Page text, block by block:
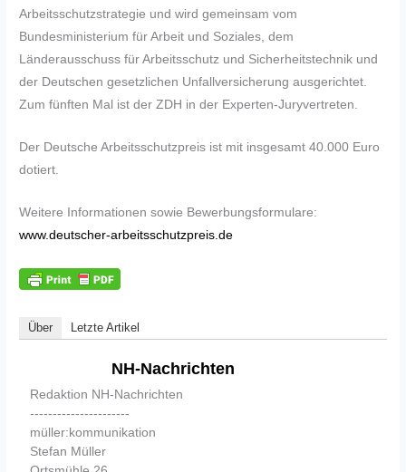
Arbeitsschutzstrategie und wird gemeinsam vom
Bundesministerium für Arbeit und Soziales, dem
Länderausschuss für Arbeitsschutz und Sicherheitstechnik und
der Deutschen gesetzlichen Unfallversicherung ausgerichtet.
Zum fünften Mal ist der ZDH in der Experten-Juryvertreten.
Der Deutsche Arbeitsschutzpreis ist mit insgesamt 40.000 Euro
dotiert.
Weitere Informationen sowie Bewerbungsformulare:
www.deutscher-arbeitsschutzpreis.de
Über Letzte Artikel
NH-Nachrichten
Redaktion NH-Nachrichten
----------------------
müller:kommunikation
Stefan Müller